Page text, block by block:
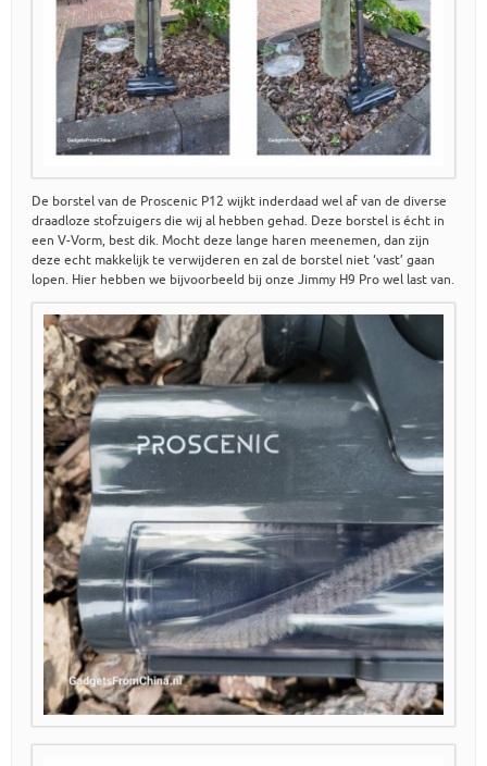
De borstel van de Proscenic P12 wijkt inderdaad wel af van de diverse
draadloze stofzuigers die wij al hebben gehad. Deze borstel is écht in
een V-Vorm, best dik. Mocht deze lange haren meenemen, dan zijn
deze echt makkelijk te verwijderen en zal de borstel niet ‘vast’ gaan
lopen. Hier hebben we bijvoorbeeld bij onze Jimmy H9 Pro wel last van.